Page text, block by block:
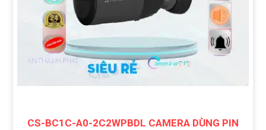
CS-BC1C-A0-2C2WPBDL CAMERA DÙNG PIN